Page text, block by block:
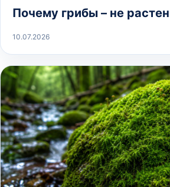
Почему грибы – не
10.07.2026